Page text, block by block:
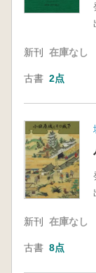
新刊 在庫なし
古書 2点
新刊 在庫なし
古書 8点